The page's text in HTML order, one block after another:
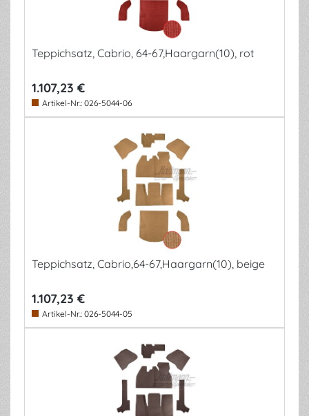
Teppichsatz, Cabrio, 64-67,Haargarn(10), rot
1.107,23 €
Artikel-Nr.: 026-5044-06
Teppichsatz, Cabrio,64-67,Haargarn(10), beige
1.107,23 €
Artikel-Nr.: 026-5044-05